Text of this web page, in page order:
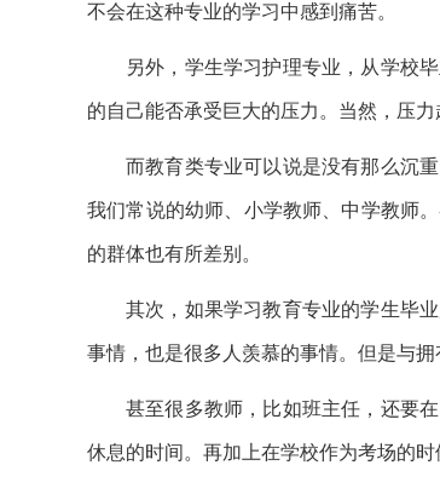
不会在这种专业的学习中感到痛苦。
另外，学生学习护理专业，从学校
的自己能否承受巨大的压力。当然，压力
而教育类专业可以说是没有那么沉
我们常说的幼师、小学教师、中学教师
的群体也有所差别。
其次，如果学习教育专业的学生毕
事情，也是很多人羡慕的事情。但是与
甚至很多教师，比如班主任，还要
休息的时间。再加上在学校作为考场的时